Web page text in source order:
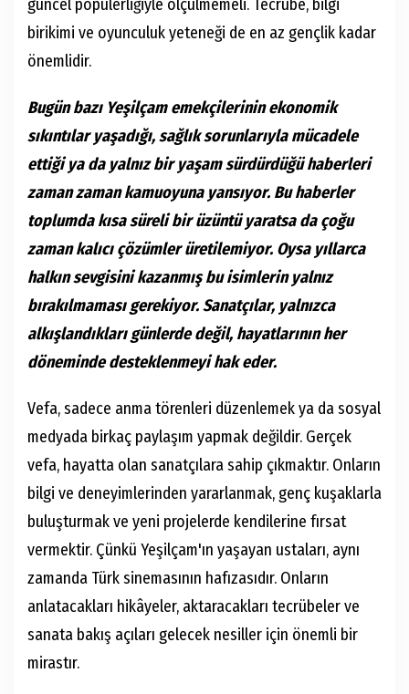
güncel popülerliğiyle ölçülmemeli. Tecrübe, bilgi
birikimi ve oyunculuk yeteneği de en az gençlik kadar
önemlidir.
Bugün bazı Yeşilçam emekçilerinin ekonomik
sıkıntılar yaşadığı, sağlık sorunlarıyla mücadele
ettiği ya da yalnız bir yaşam sürdürdüğü haberleri
zaman zaman kamuoyuna yansıyor. Bu haberler
toplumda kısa süreli bir üzüntü yaratsa da çoğu
zaman kalıcı çözümler üretilemiyor. Oysa yıllarca
halkın sevgisini kazanmış bu isimlerin yalnız
bırakılmaması gerekiyor. Sanatçılar, yalnızca
alkışlandıkları günlerde değil, hayatlarının her
döneminde desteklenmeyi hak eder.
Vefa, sadece anma törenleri düzenlemek ya da sosyal
medyada birkaç paylaşım yapmak değildir. Gerçek
vefa, hayatta olan sanatçılara sahip çıkmaktır. Onların
bilgi ve deneyimlerinden yararlanmak, genç kuşaklarla
buluşturmak ve yeni projelerde kendilerine fırsat
vermektir. Çünkü Yeşilçam'ın yaşayan ustaları, aynı
zamanda Türk sinemasının hafızasıdır. Onların
anlatacakları hikâyeler, aktaracakları tecrübeler ve
sanata bakış açıları gelecek nesiller için önemli bir
mirastır.